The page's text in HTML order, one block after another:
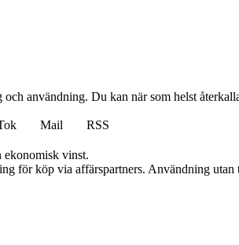
användning. Du kan när som helst
Mail
RSS
ekonomisk vinst.
för köp via affärspartners. Användning utan